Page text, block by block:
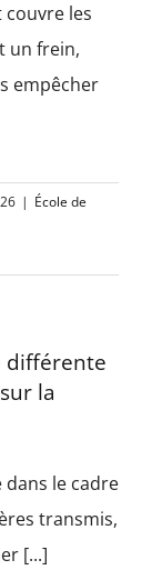
couvre les
un frein,
empêcher
| École de
différente
la
dans le cadre
transmis,
[...]